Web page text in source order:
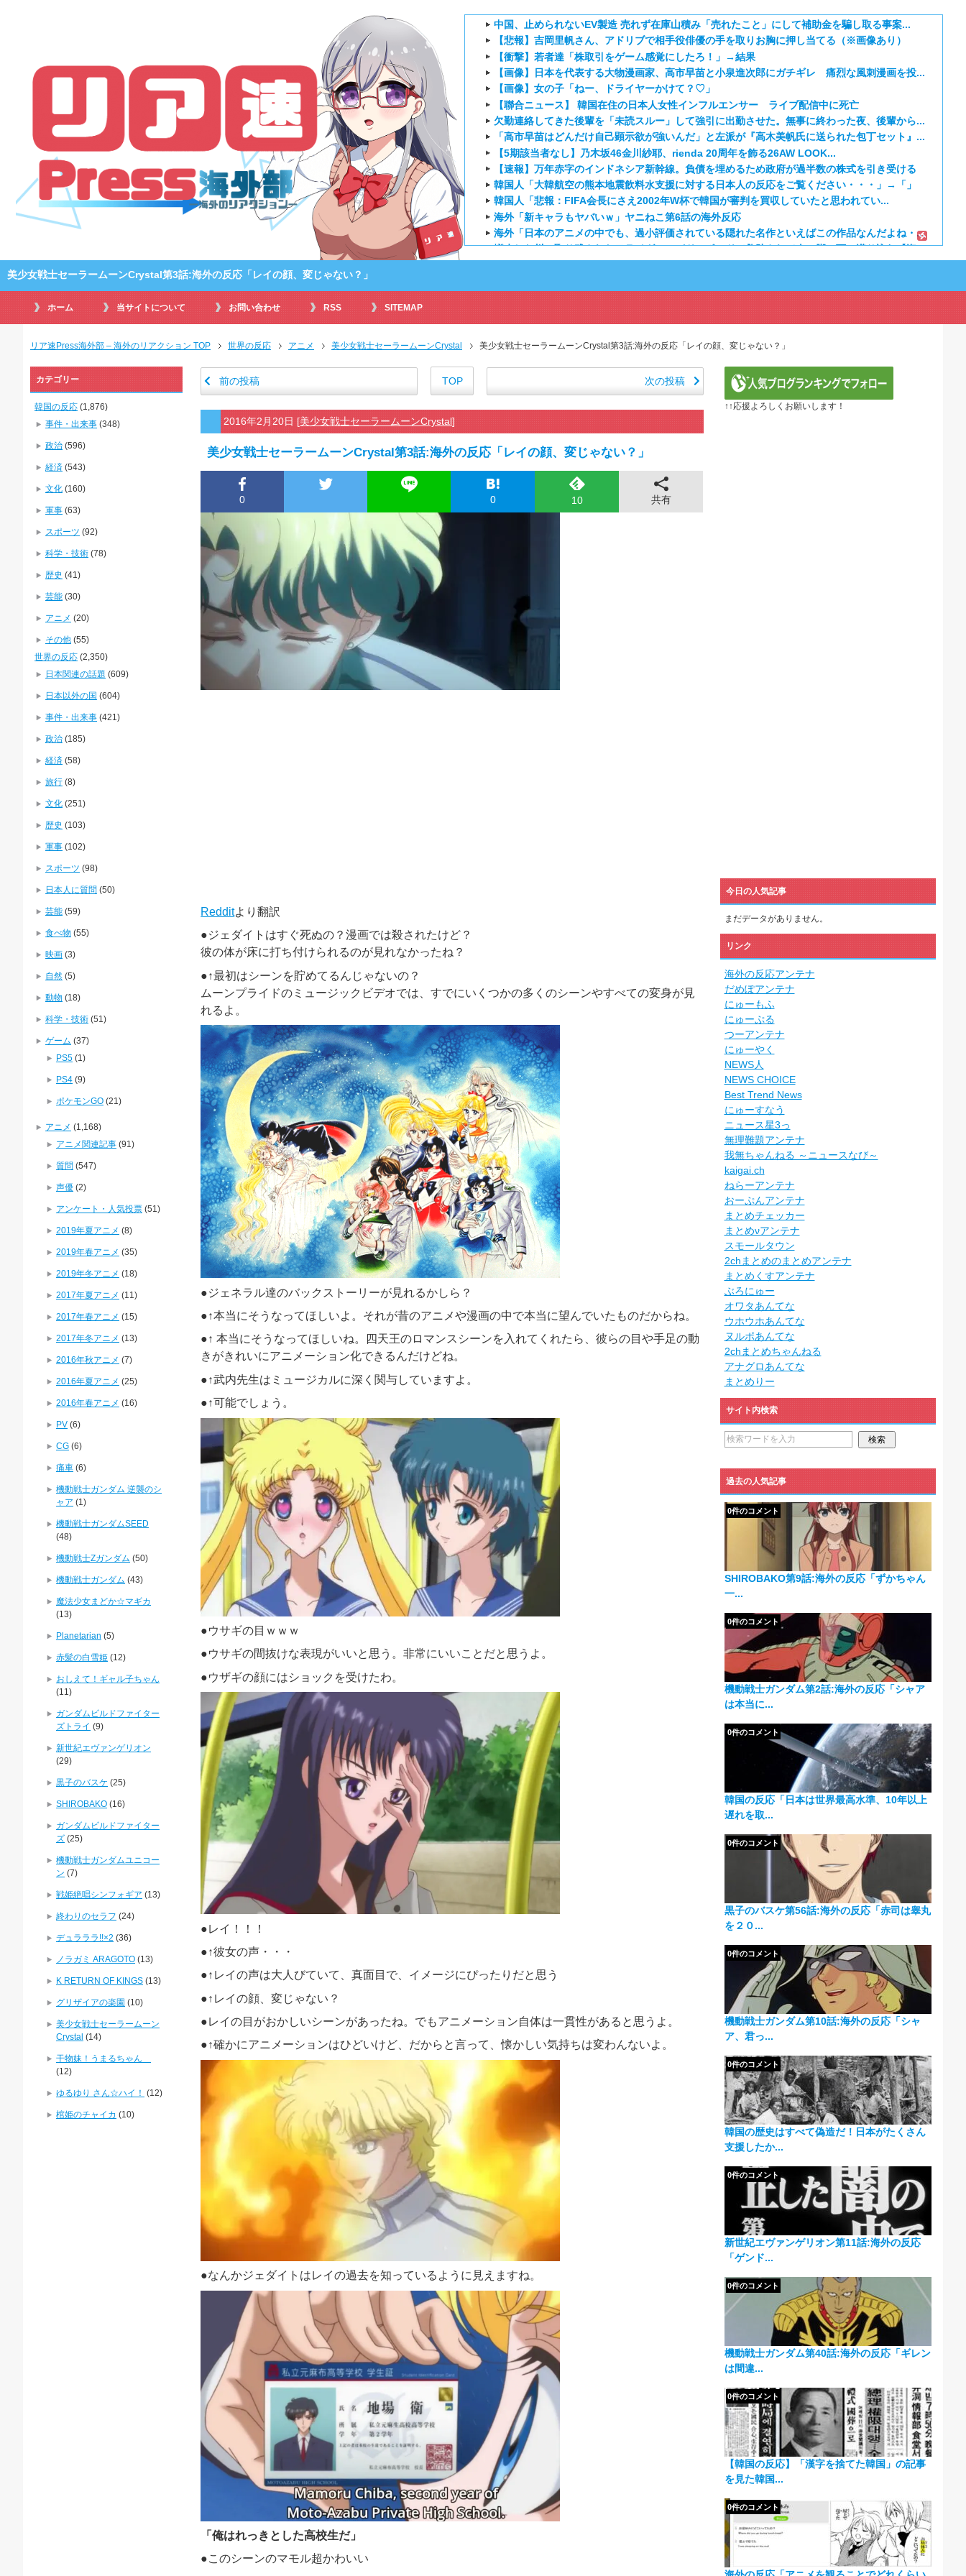
中国、止められないEV製造 売れず在庫山積み「売れたこと」にして補助金を騙し取る事案...
【悲報】吉岡里帆さん、アドリブで相手役俳優の手を取りお胸に押し当てる（※画像あり）
【衝撃】若者達「株取引をゲーム感覚にしたろ！」→結果
【画像】日本を代表する大物漫画家、高市早苗と小泉進次郎にガチギレ 痛烈な風刺漫画を投...
【画像】女の子「ねー、ドライヤーかけて？♡」
【聯合ニュース】 韓国在住の日本人女性インフルエンサー ライブ配信中に死亡
欠勤連絡してきた後輩を「未読スルー」して強引に出勤させた。無事に終わった夜、後輩から...
「高市早苗はどんだけ自己顕示欲が強いんだ」と左派が『高木美帆氏に送られた包丁セット』...
【5期該当者なし】乃木坂46金川紗耶、rienda 20周年を飾る26AW LOOK...
【速報】万年赤字のインドネシア新幹線。負債を埋めるため政府が過半数の株式を引き受ける
韓国人「大韓航空の熊本地震飲料水支援に対する日本人の反応をご覧ください・・・」→「」
韓国人「悲報：FIFA会長にさえ2002年W杯で韓国が審判を買収していたと思われてい...
海外「新キャラもヤバいｗ」ヤニねこ第6話の海外反応
海外「日本のアニメの中でも、過小評価されている隠れた名作といえばこの作品なんだよね・...
増水した川に取り残されたアライグマ、パドルボードで救助されて人の脚の下に潜り込む【海...
外国人「ひどい奴なのに視聴者から愛される日本のアニメキャラがこちら」（海外の反応）
海外「お堅いうちの家族に見せるべき日本アニメはなんだろう？」
海外の反応【HUNTER×HUNTER】第416話感想「おいおい、文字が少なくてスッ...
海外「伏線回収凄すぎ…」アニメ『黄泉のツガイ』第17話 海外反応
海外「今期のダークホース」2026年夏アニメ海外人気ランキング（4週目）
【朗報】齋藤飛鳥、前屈みで完全に見えてる動画が拡散されてしまう…
155cm55kgの女性の食事より243cm120kgのダチョウの食事の方がヘルシー...
舌を絡ませて、唾液交換して── ちゅっちゅしながらの濃厚エッ画像♪
まとめチェッカーは閉鎖しました。RSSの解除をお願いします。
美少女戦士セーラームーンCrystal第3話:海外の反応「レイの顔、変じゃない？」
ホーム 当サイトについて お問い合わせ RSS SITEMAP
リア速Press海外部 – 海外のリアクション TOP 世界の反応 アニメ 美少女戦士セーラームーンCrystal 美少女戦士セーラームーンCrystal第3話:海外の反応「レイの顔、変じゃない？」
前の投稿 TOP 次の投稿
2016年2月20日 [美少女戦士セーラームーンCrystal]
美少女戦士セーラームーンCrystal第3話:海外の反応「レイの顔、変じゃない？」
0 0 10 共有
Redditより翻訳
●ジェダイトはすぐ死ぬの？漫画では殺されたけど？
彼の体が床に打ち付けられるのが見れなかったね？
●↑最初はシーンを貯めてるんじゃないの？
ムーンプライドのミュージックビデオでは、すでにいくつかの多くのシーンやすべての変身が見
れるよ。
●ジェネラル達のバックストーリーが見れるかしら？
●↑本当にそうなってほしいよ。それが昔のアニメや漫画の中で本当に望んでいたものだからね。
●↑ 本当にそうなってほしいね。四天王のロマンスシーンを入れてくれたら、彼らの目や手足の動
きがきれいにアニメーション化できるんだけどね。
●↑武内先生はミュージカルに深く関与していますよ。
●↑可能でしょう。
●ウサギの目ｗｗｗ
●ウサギの間抜けな表現がいいと思う。非常にいいことだと思うよ。
●ウザギの顔にはショックを受けたわ。
●レイ！！！
●↑彼女の声・・・
●↑ レイの声は大人びていて、真面目で、イメージにぴったりだと思う
●↑ レイの顔、変じゃない？
●レイの目がおかしいシーンがあったね。でもアニメーション自体は一貫性があると思うよ。
●↑確かにアニメーションはひどいけど、だからと言って、懐かしい気持ちは変わんないよ。
●なんかジェダイトはレイの過去を知っているように見えますね。
「俺はれっきとした高校生だ」
●このシーンのマモル超かわいい
カテゴリー
韓国の反応 (1,876)
事件・出来事 (348)
政治 (596)
経済 (543)
文化 (160)
軍事 (63)
スポーツ (92)
科学・技術 (78)
歴史 (41)
芸能 (30)
アニメ (20)
その他 (55)
世界の反応 (2,350)
日本関連の話題 (609)
日本以外の国 (604)
事件・出来事 (421)
政治 (185)
経済 (58)
旅行 (8)
文化 (251)
歴史 (103)
軍事 (102)
スポーツ (98)
日本人に質問 (50)
芸能 (59)
食べ物 (55)
映画 (3)
自然 (5)
動物 (18)
科学・技術 (51)
ゲーム (37)
PS5 (1)
PS4 (9)
ポケモンGO (21)
アニメ (1,168)
アニメ関連記事 (91)
質問 (547)
声優 (2)
アンケート・人気投票 (51)
2019年夏アニメ (8)
2019年春アニメ (35)
2019年冬アニメ (18)
2017年夏アニメ (11)
2017年春アニメ (15)
2017年冬アニメ (13)
2016年秋アニメ (7)
2016年夏アニメ (25)
2016年春アニメ (16)
PV (6)
CG (6)
痛車 (6)
機動戦士ガンダム 逆襲のシ
ャア (1)
機動戦士ガンダムSEED
(48)
機動戦士Zガンダム (50)
機動戦士ガンダム (43)
魔法少女まどか☆マギカ
(13)
Planetarian (5)
赤髪の白雪姫 (12)
おしえて！ギャル子ちゃん
(11)
ガンダムビルドファイター
ズトライ (9)
新世紀エヴァンゲリオン
(29)
黒子のバスケ (25)
SHIROBAKO (16)
ガンダムビルドファイター
ズ (25)
機動戦士ガンダムユニコー
ン (7)
戦姫絶唱シンフォギア (13)
終わりのセラフ (24)
デュラララ!!×2 (36)
ノラガミ ARAGOTO (13)
K RETURN OF KINGS (13)
グリザイアの楽園 (10)
美少女戦士セーラームーン
Crystal (14)
干物妹！うまるちゃん
(12)
ゆるゆり さん☆ハイ！ (12)
棺姫のチャイカ (10)
↑↑応援よろしくお願いします！
今日の人気記事
まだデータがありません。
リンク
海外の反応アンテナ
だめぽアンテナ
にゅーもふ
にゅーぷる
つーアンテナ
にゅーやく
NEWS人
NEWS CHOICE
Best Trend News
にゅーすなう
ニュース星3っ
無理難題アンテナ
我無ちゃんねる ～ニュースなび～
kaigai.ch
ねらーアンテナ
おーぷんアンテナ
まとめチェッカー
まとめνアンテナ
スモールタウン
2chまとめのまとめアンテナ
まとめくすアンテナ
ぶろにゅー
オワタあんてな
ウホウホあんてな
ヌルポあんてな
2chまとめちゃんねる
アナグロあんてな
まとめりー
サイト内検索
過去の人気記事
SHIROBAKO第9話:海外の反応「ずかちゃん
一...
0件のコメント
機動戦士ガンダム第2話:海外の反応「シャア
は本当に...
0件のコメント
韓国の反応「日本は世界最高水準、10年以上
遅れを取...
0件のコメント
黒子のバスケ第56話:海外の反応「赤司は睾丸
を２０...
0件のコメント
機動戦士ガンダム第10話:海外の反応「シャ
ア、君っ...
0件のコメント
韓国の歴史はすべて偽造だ！日本がたくさん
支援したか...
0件のコメント
新世紀エヴァンゲリオン第11話:海外の反応
「ゲンド...
0件のコメント
機動戦士ガンダム第40話:海外の反応「ギレン
は間違...
0件のコメント
【韓国の反応】「漢字を捨てた韓国」の記事
を見た韓国...
0件のコメント
0件のコメント